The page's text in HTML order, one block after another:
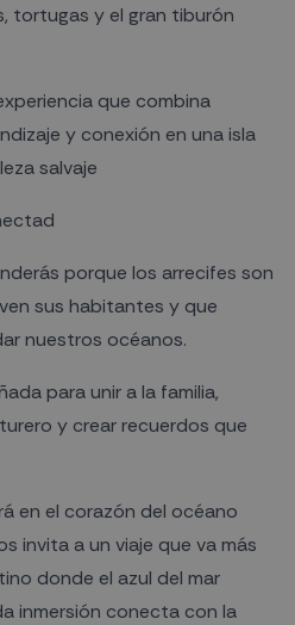
tortugas y el gran tiburón
que combina
y conexión en una isla
salvaje
porque los arrecifes son
sus habitantes y que
nuestros océanos.
para unir a la familia,
y crear recuerdos que
en el corazón del océano
invita a un viaje que va más
donde el azul del mar
inmersión conecta con la